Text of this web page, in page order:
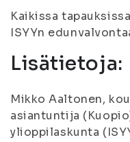
Kaikissa
ISYYn
Lisätietoja:
Mikko Aaltonen,
asiantuntija
ylioppilaskunta